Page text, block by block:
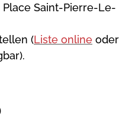
Saint-Pierre-Le-
(Liste online oder